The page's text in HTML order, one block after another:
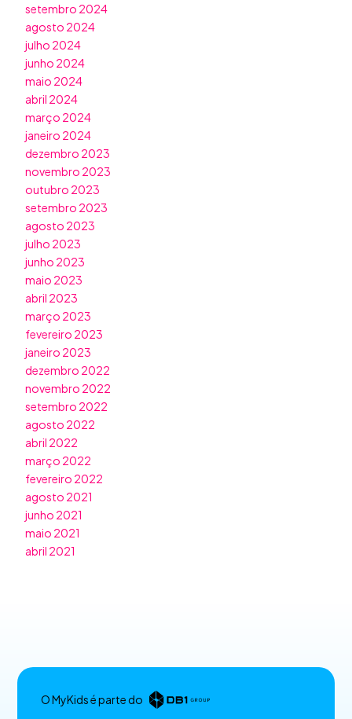
setembro 2024
agosto 2024
julho 2024
junho 2024
maio 2024
abril 2024
março 2024
janeiro 2024
dezembro 2023
novembro 2023
outubro 2023
setembro 2023
agosto 2023
julho 2023
junho 2023
maio 2023
abril 2023
março 2023
fevereiro 2023
janeiro 2023
dezembro 2022
novembro 2022
setembro 2022
agosto 2022
abril 2022
março 2022
fevereiro 2022
agosto 2021
junho 2021
maio 2021
abril 2021
O MyKids é parte do